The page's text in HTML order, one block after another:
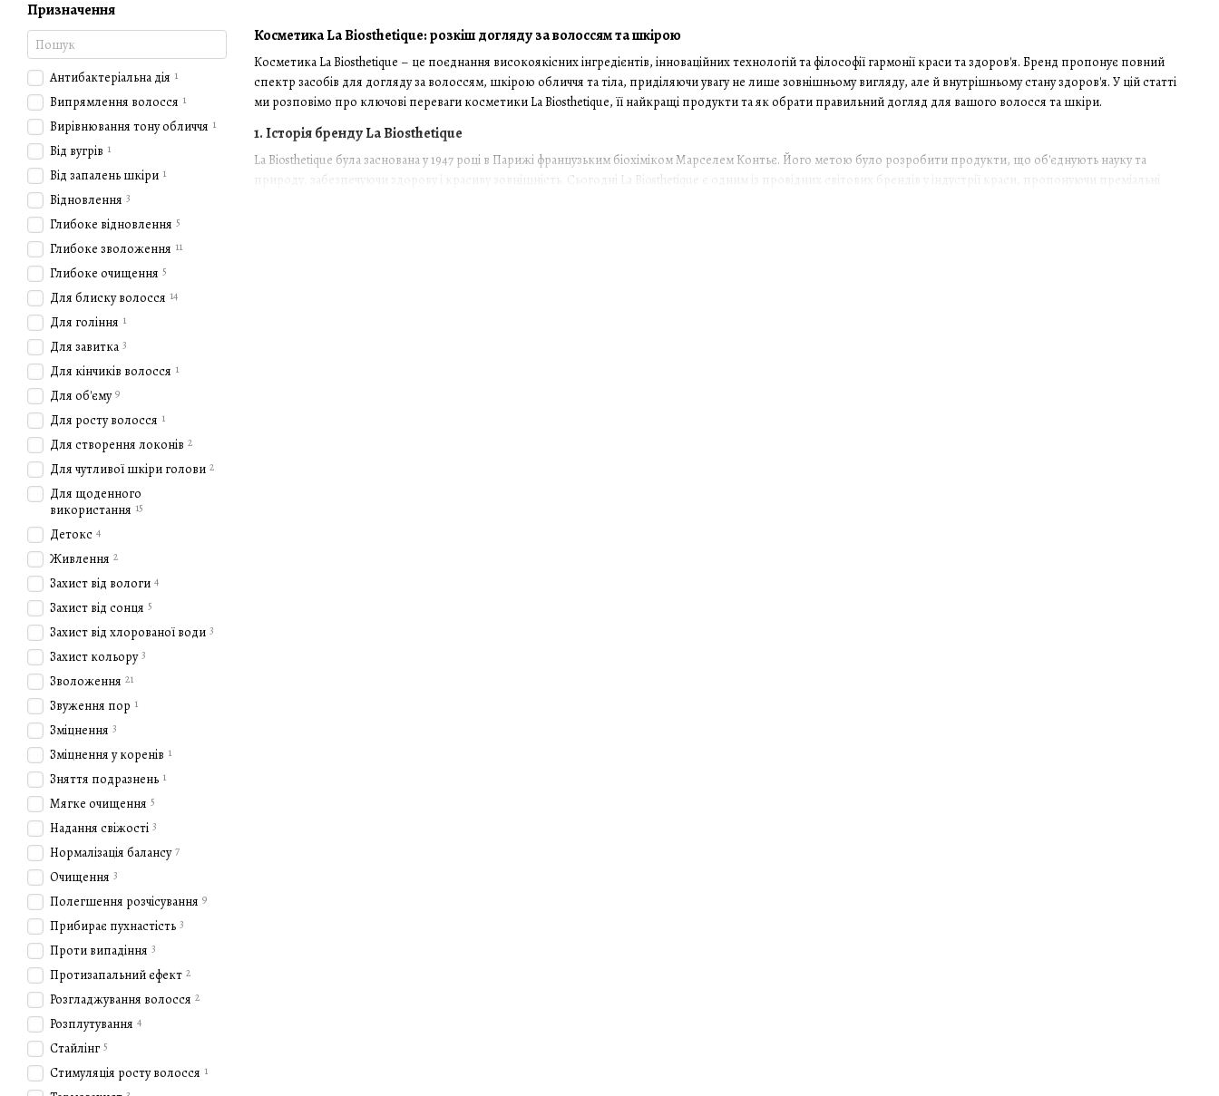
Косметика La Biosthetique: розкіш догляду за волоссям та шкірою
Косметика La Biosthetique – це поєднання високоякісних інгредієнтів, інноваційних технологій та філософії гармонії краси та здоров'я. Бренд пропонує повний
спектр засобів для догляду за волоссям, шкірою обличчя та тіла, приділяючи увагу не лише зовнішньому вигляду, але й внутрішньому стану здоров'я. У цій статті
ми розповімо про ключові переваги косметики La Biosthetique, її найкращі продукти та як обрати правильний догляд для вашого волосся та шкіри.
1. Історія бренду La Biosthetique
La Biosthetique була заснована у 1947 році в Парижі французьким біохіміком Марселем Контьє. Його метою було розробити продукти, що об'єднують науку та
природу, забезпечуючи здорову і красиву зовнішність. Сьогодні La Biosthetique є одним із провідних світових брендів у індустрії краси, пропонуючи преміальні
Призначення
Антибактеріальна дія 1
Випрямлення волосся 1
Вирівнювання тону обличчя 1
Від вугрів 1
Від запалень шкіри 1
Відновлення 3
Глибоке відновлення 5
Глибоке зволоження 11
Глибоке очищення 5
Для блиску волосся 14
Для гоління 1
Для завитка 3
Для кінчиків волосся 1
Для об'єму 9
Для росту волосся 1
Для створення локонів 2
Для чутливої шкіри голови 2
Для щоденного
використання 15
Детокс 4
Живлення 2
Захист від вологи 4
Захист від сонця 5
Захист від хлорованої води 3
Захист кольору 3
Зволоження 21
Звуження пор 1
Зміцнення 3
Зміцнення у коренів 1
Зняття подразнень 1
Мягке очищення 5
Надання свіжості 3
Нормалізація балансу 7
Очищення 3
Полегшення розчісування 9
Прибирає пухнастість 3
Проти випадіння 3
Протизапальний єфект 2
Розгладжування волосся 2
Розплутування 4
Стайлінг 5
Стимуляція росту волосся 1